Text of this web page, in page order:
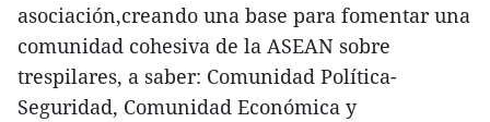
asociación,creando una base para fomentar una
comunidad cohesiva de la ASEAN sobre
trespilares, a saber: Comunidad Política-
Seguridad, Comunidad Económica y